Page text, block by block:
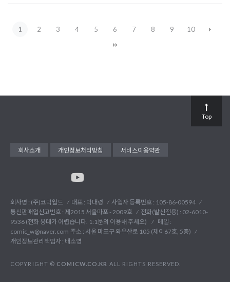
1 2 3 4 5 6 7 8 9 10
회사소개 개인정보처리방침 서비스이용약관
회사명 : (주)코믹월드 대표 : 박대령
사업자 등록번호 : 105-86-00594
통신판매업신고번호 : 제2015 서울마포 - 2009호
전화(발신전용) : 02-6010-
9536 (전화 응대가 어렵습니다. 1:1문의 이용해 주세요)
메일 :
comic_w@naver.com 주소 : 서울 마포구 와우산로 105 (제이67호, 5층)
개인정보관리책임자 : 배소영
COPYRIGHT © COMICW.CO.KR ALL RIGHTS RESERVED.
Top